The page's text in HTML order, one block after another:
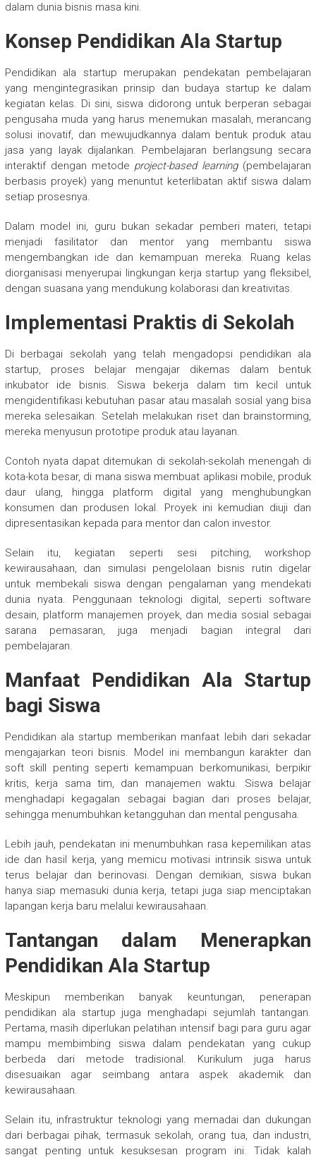
dalam dunia bisnis masa kini.
Konsep Pendidikan Ala Startup
Pendidikan ala startup merupakan pendekatan pembelajaran
yang mengintegrasikan prinsip dan budaya startup ke dalam
kegiatan kelas. Di sini, siswa didorong untuk berperan sebagai
pengusaha muda yang harus menemukan masalah, merancang
solusi inovatif, dan mewujudkannya dalam bentuk produk atau
jasa yang layak dijalankan. Pembelajaran berlangsung secara
interaktif dengan metode project-based learning(pembelajaran
berbasis proyek) yang menuntut keterlibatan aktif siswa dalam
setiap prosesnya.
Dalam model ini, guru bukan sekadar pemberi materi, tetapi
menjadi fasilitator dan mentor yang membantu siswa
mengembangkan ide dan kemampuan mereka. Ruang kelas
diorganisasi menyerupai lingkungan kerja startup yang fleksibel,
dengan suasana yang mendukung kolaborasi dan kreativitas.
Implementasi Praktis di Sekolah
Di berbagai sekolah yang telah mengadopsi pendidikan ala
startup, proses belajar mengajar dikemas dalam bentuk
inkubator ide bisnis. Siswa bekerja dalam tim kecil untuk
mengidentifikasi kebutuhan pasar atau masalah sosial yang bisa
mereka selesaikan. Setelah melakukan riset dan brainstorming,
mereka menyusun prototipe produk atau layanan.
Contoh nyata dapat ditemukan di sekolah-sekolah menengah di
kota-kota besar, di mana siswa membuat aplikasi mobile, produk
daur ulang, hingga platform digital yang menghubungkan
konsumen dan produsen lokal. Proyek ini kemudian diuji dan
dipresentasikan kepada para mentor dan calon investor.
Selain itu, kegiatan seperti sesi pitching, workshop
kewirausahaan, dan simulasi pengelolaan bisnis rutin digelar
untuk membekali siswa dengan pengalaman yang mendekati
dunia nyata. Penggunaan teknologi digital, seperti software
desain, platform manajemen proyek, dan media sosial sebagai
sarana pemasaran, juga menjadi bagian integral dari
pembelajaran.
Manfaat Pendidikan Ala Startup
bagi Siswa
Pendidikan ala startup memberikan manfaat lebih dari sekadar
mengajarkan teori bisnis. Model ini membangun karakter dan
soft skill penting seperti kemampuan berkomunikasi, berpikir
kritis, kerja sama tim, dan manajemen waktu. Siswa belajar
menghadapi kegagalan sebagai bagian dari proses belajar,
sehingga menumbuhkan ketangguhan dan mental pengusaha.
Lebih jauh, pendekatan ini menumbuhkan rasa kepemilikan atas
ide dan hasil kerja, yang memicu motivasi intrinsik siswa untuk
terus belajar dan berinovasi. Dengan demikian, siswa bukan
hanya siap memasuki dunia kerja, tetapi juga siap menciptakan
lapangan kerja baru melalui kewirausahaan.
Tantangan dalam Menerapkan
Pendidikan Ala Startup
Meskipun memberikan banyak keuntungan, penerapan
pendidikan ala startup juga menghadapi sejumlah tantangan.
Pertama, masih diperlukan pelatihan intensif bagi para guru agar
mampu membimbing siswa dalam pendekatan yang cukup
berbeda dari metode tradisional. Kurikulum juga harus
disesuaikan agar seimbang antara aspek akademik dan
kewirausahaan.
Selain itu, infrastruktur teknologi yang memadai dan dukungan
dari berbagai pihak, termasuk sekolah, orang tua, dan industri,
sangat penting untuk kesuksesan program ini. Tidak kalah